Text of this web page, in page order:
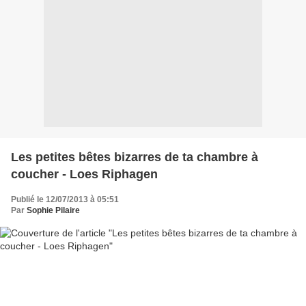
Les petites bêtes bizarres de ta chambre à
coucher - Loes Riphagen
Publié le 12/07/2013 à 05:51
Par Sophie Pilaire